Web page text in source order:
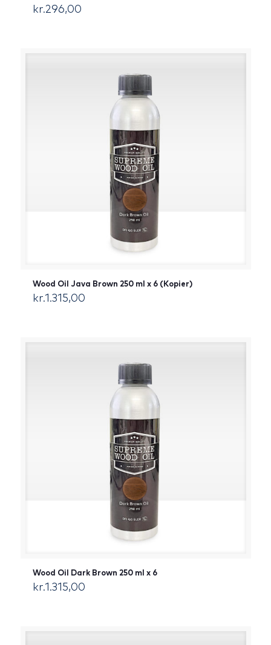
kr.296,00
Wood Oil Java Brown 250 ml x 6 (Kopier)
kr.1.315,00
Wood Oil Dark Brown 250 ml x 6
kr.1.315,00